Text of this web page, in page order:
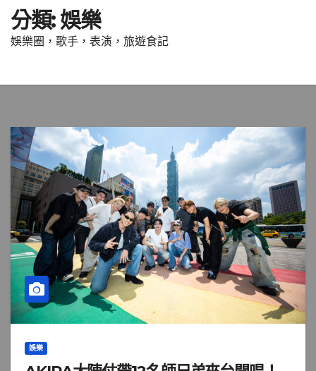
分類:娛樂
娛樂圈，歌手，表演，旅遊食記
娛樂